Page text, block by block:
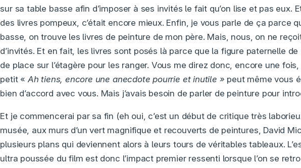
sur sa table basse afin d’imposer à ses invités le fait qu’on lise et pas eux.
des livres pompeux, c’était encore mieux. Enfin, je vous parle de ça parce
basse, on trouve les livres de peinture de mon père. Mais, nous, on ne
d’invités. Et en fait, les livres sont posés là parce que la figure paternelle de
de place sur l’étagère pour les ranger. Vous me direz donc, encore une fois,
petit « Ah tiens, encore une anecdote pourrie et inutile » peut même vous
bien d’accord avec vous. Mais j’avais besoin de parler de peinture pour
Et je commencerai par sa fin (eh oui, c’est un début de critique très
musée, aux murs d’un vert magnifique et recouverts de peintures, David
plusieurs plans qui deviennent alors à leurs tours de véritables tableaux.
ultra poussée du film est donc l’impact premier ressenti lorsque l’on se